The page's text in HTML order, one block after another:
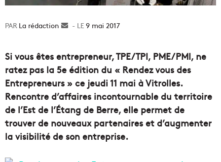
La rédaction
Envoyer9 mai 2017
Si vous êtes entrepreneur, TPE/TPI, PME/PMI, ne
ratez pas la 5e édition du « Rendez vous des
Entrepreneurs » ce jeudi 11 mai à Vitrolles.
Rencontre d’affaires incontournable du territoire
de l’Est de l’Étang de Berre, elle permet de
trouver de nouveaux partenaires et d’augmenter
la visibilité de son entreprise.